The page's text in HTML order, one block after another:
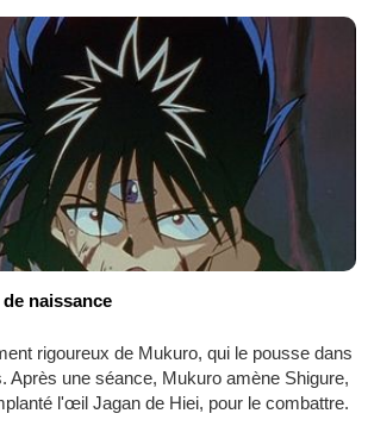
naissance
rigoureux de Mukuro, qui le pousse dans
Après une séance, Mukuro amène Shigure,
l'œil Jagan de Hiei, pour le combattre.